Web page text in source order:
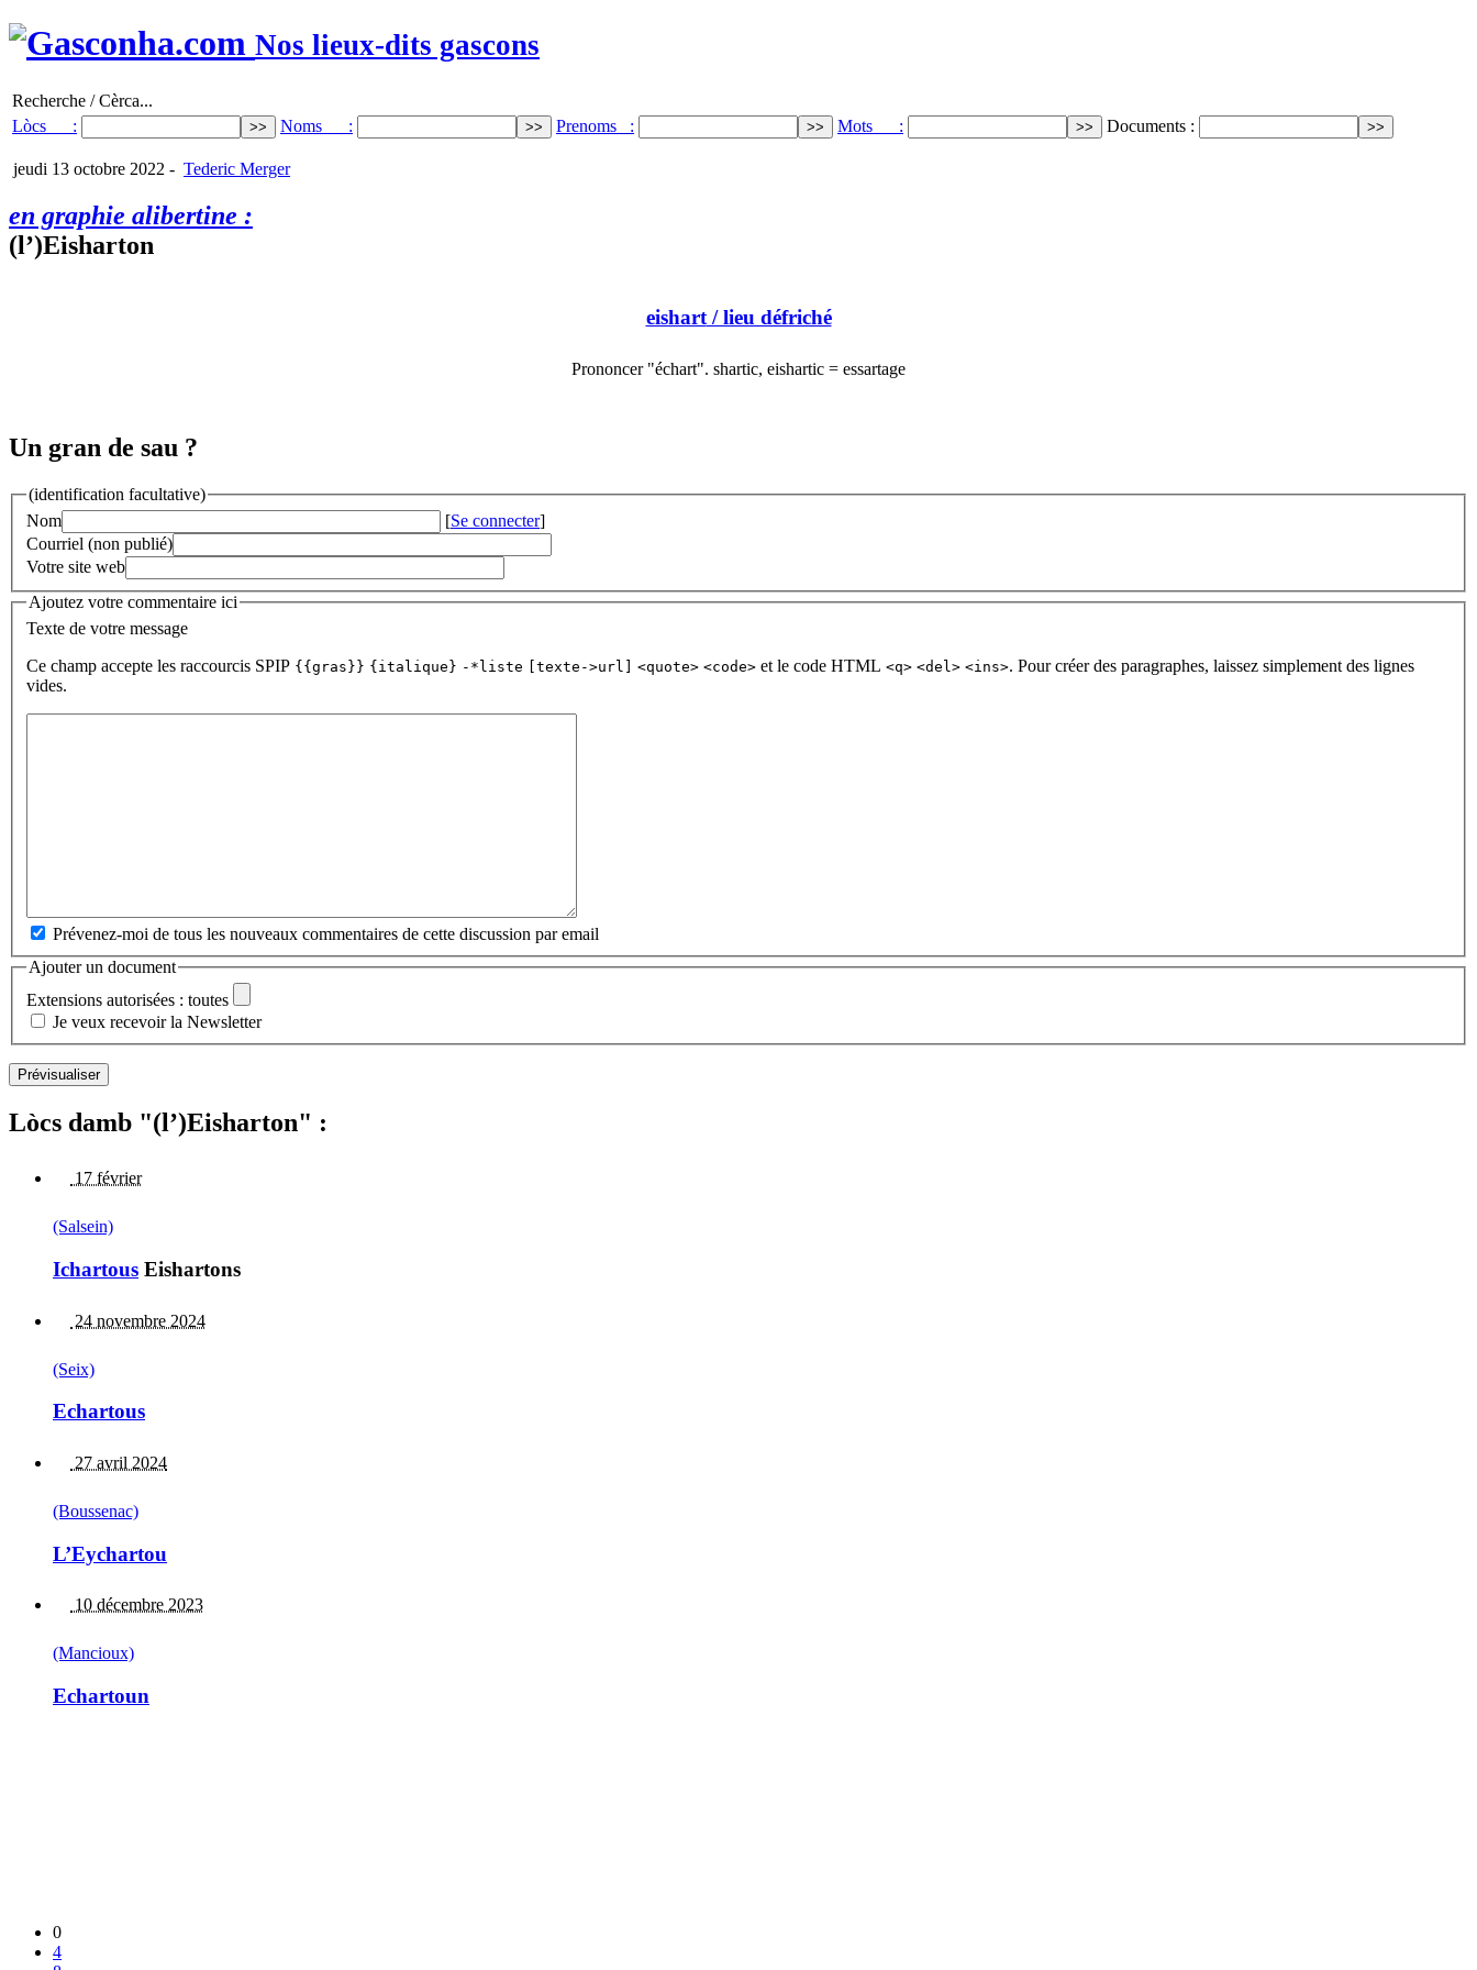
Nos lieux-dits gascons
Recherche / Cèrca...
Lòcs :
Noms : Prenoms : Mots : Documents :
jeudi 13 octobre 2022 - Tederic Merger
en graphie alibertine :
(l’)Eisharton
eishart/ lieu défriché
Prononcer "échart". shartic, eishartic = essartage
Un gran de sau ?
(identification facultative)
Nom
[Se connecter]
Courriel (non publié)
Votre site web
Ajoutez votre commentaire ici
Texte de votre message
Ce champ accepte les raccourcis SPIP {{gras}} {italique} -*liste [texte->url] <quote> <code> et le code HTML <q> <del> <ins>. Pour créer des paragraphes, laissez simplement des lignes
vides.
Prévenez-moi de tous les nouveaux commentaires de cette discussion par email
Ajouter un document
Extensions autorisées : toutes
Je veux recevoir la Newsletter
Lòcs damb "(l’)Eisharton" :
17 février
(Salsein)
Ichartous Eishartons
24 novembre 2024
(Seix)
Echartous
27 avril 2024
(Boussenac)
L’Eychartou
10 décembre 2023
(Mancioux)
Echartoun
0
4